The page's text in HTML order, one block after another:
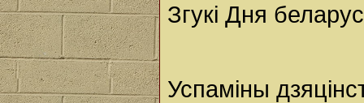
Згукі Дня
Успаміны